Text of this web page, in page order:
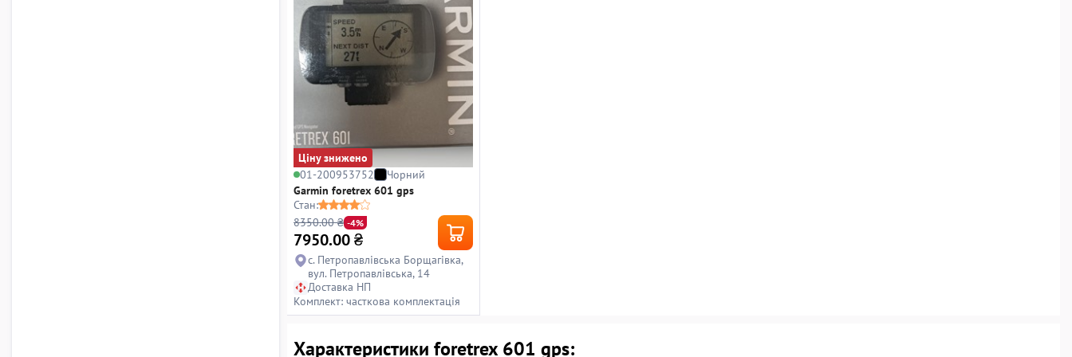
Ціну знижено
01-200953752
Чорний
Garmin foretrex 601 gps
Стан:
8350.00 ₴ -4%
7950.00₴
с. Петропавлівська Борщагівка,
вул. Петропавлівська, 14
Доставка НП
Комплект: часткова комплектація
Характеристики foretrex 601 gps: